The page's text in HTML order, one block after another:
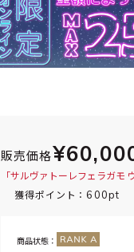
販売価格
「サルヴァトーレフェラガモ
獲得ポイント： 600pt
商品状態：